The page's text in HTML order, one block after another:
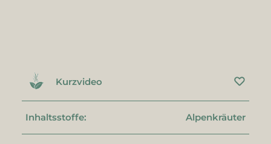
Kurzvideo
Inhaltsstoffe: Alpenkräuter